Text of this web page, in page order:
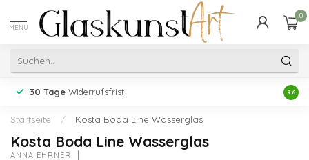
MENU
0
30 Tage Widerrufsfrist 9.6
Startseite / Kosta Boda Line Wasserglas
Kosta Boda Line Wasserglas
ANNA EHRNER